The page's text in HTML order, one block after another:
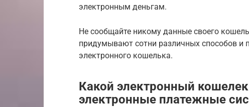
электронным деньгам.
Не сообщайте никому данные своего
придумывают сотни различных способов и
электронного кошелька.
Какой электронный
электронные платежные